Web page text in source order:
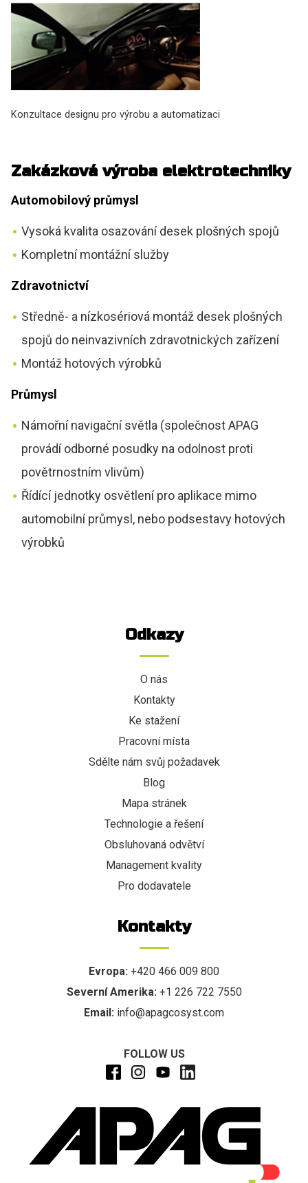
Konzultace designu pro výrobu a automatizaci
Zakázková výroba elektrotechniky
Automobilový průmysl
Vysoká kvalita osazování desek plošných spojů
Kompletní montážní služby
Zdravotnictví
Středně- a nízkosériová montáž desek plošných
spojů do neinvazivních zdravotnických zařízení
Montáž hotových výrobků
Průmysl
Námořní navigační světla (společnost APAG
provádí odborné posudky na odolnost proti
povětrnostním vlivům)
Řídící jednotky osvětlení pro aplikace mimo
automobilní průmysl, nebo podsestavy hotových
výrobků
Odkazy
O nás
Kontakty
Ke stažení
Pracovní místa
Sdělte nám svůj požadavek
Blog
Mapa stránek
Technologie a řešení
Obsluhovaná odvětví
Management kvality
Pro dodavatele
Kontakty
Evropa: +420 466 009 800
Severní Amerika: +1 226 722 7550
Email: info@apagcosyst.com
FOLLOW US